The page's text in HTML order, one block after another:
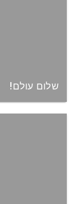
שלום עולם!